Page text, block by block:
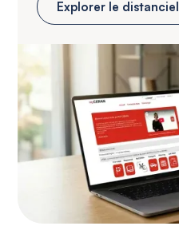
Explorer le distanciel